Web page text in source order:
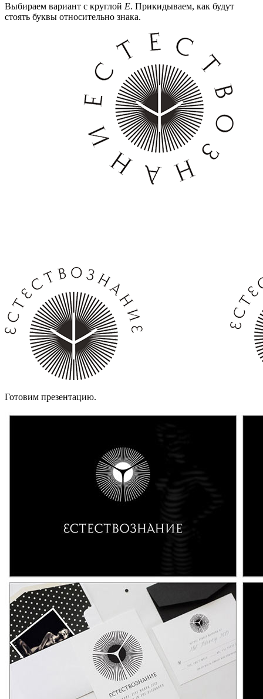
Выбираем вариант с круглой Е. Прикидываем, как будут
стоять буквы относительно знака.
Готовим презентацию.